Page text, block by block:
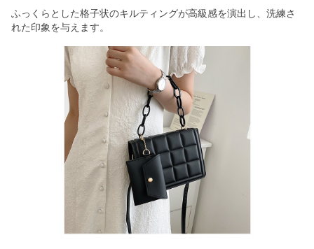
ふっくらとした格子状のキルティングが高級感を演出し、洗練さ
れた印象を与えます。